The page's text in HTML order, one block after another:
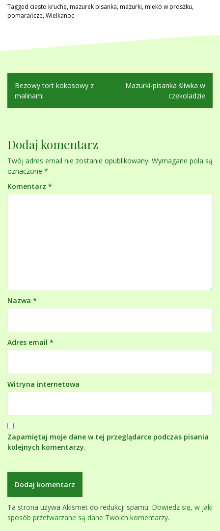
Tagged ciasto kruche,mazurek pisanka,mazurki,mleko w proszku,
pomarańcze,Wielkanoc
Nawigacja
wpisu
Bezowy tort kokosowy z
malinami
Mazurki-pisanka śliwka w
czekoladzie
Dodaj komentarz
Twój adres email nie zostanie opublikowany. Wymagane pola są
oznaczone *
Komentarz *
Nazwa *
Adres email *
Witryna internetowa
Zapamiętaj moje dane w tej przeglądarce podczas pisania
kolejnych komentarzy.
Ta strona używa Akismet do redukcji spamu. Dowiedz się, w jaki
sposób przetwarzane są dane Twoich komentarzy.